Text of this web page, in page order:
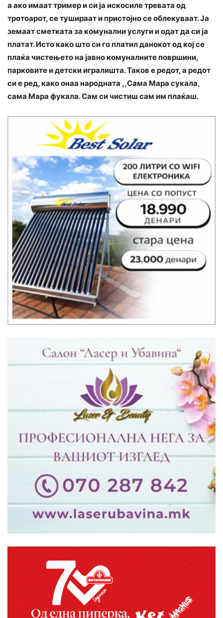
а ако имаат тример и си ја искосиле тревата од
тротоарот, се тушираат и пристојно се облекуваат. Ја
земаат сметката за комунални услуги и одат да си ја
платат. Исто како што си го платил данокот од кој се
плаќа чистењето на јавно комуналните површини,
парковите и детски игралишта. Таков е редот, а редот
си е ред, како онаа народната ,,Сама Мара сукала,
сама Мара фукала. Сам си чистиш сам им плаќаш.